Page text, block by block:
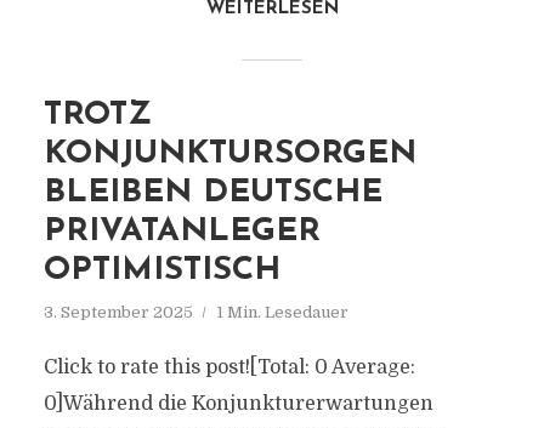
WEITERLESEN
TROTZ
KONJUNKTURSORGEN
BLEIBEN DEUTSCHE
PRIVATANLEGER
OPTIMISTISCH
3. September 2025 1 Min. Lesedauer
Click to rate this post![Total: 0 Average:
0]Während die Konjunkturerwartungen